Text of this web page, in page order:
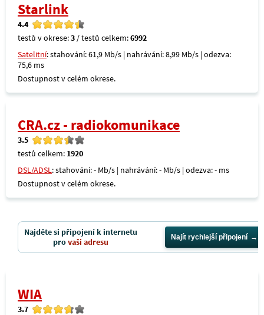
Starlink
4.4
testů v okrese:3 / testů celkem:6992
Satelitní: stahování: 61,9 Mb/s | nahrávání: 8,99 Mb/s | odezva:
75,6 ms
Dostupnost v celém okrese.
CRA.cz - radiokomunikace
3.5
testů celkem: 1920
DSL/ADSL: stahování: - Mb/s | nahrávání: - Mb/s | odezva: - ms
Dostupnost v celém okrese.
Najděte si připojení k internetu
provaši adresu Najít rychlejší připojení
WIA
3.7